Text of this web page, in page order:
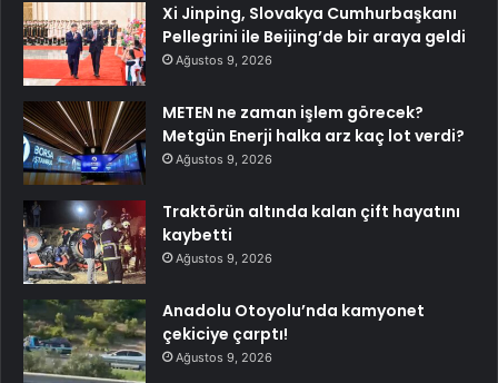
Xi Jinping, Slovakya Cumhurbaşkanı
Pellegrini ile Beijing’de bir araya geldi
Ağustos 9, 2026
METEN ne zaman işlem görecek?
Metgün Enerji halka arz kaç lot verdi?
Ağustos 9, 2026
Traktörün altında kalan çift hayatını
kaybetti
Ağustos 9, 2026
Anadolu Otoyolu’nda kamyonet
çekiciye çarptı!
Ağustos 9, 2026